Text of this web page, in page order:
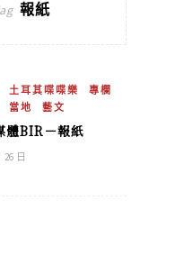
報紙
土耳其喋喋樂
專欄
當地 藝文
體BIR－報紙
26 日